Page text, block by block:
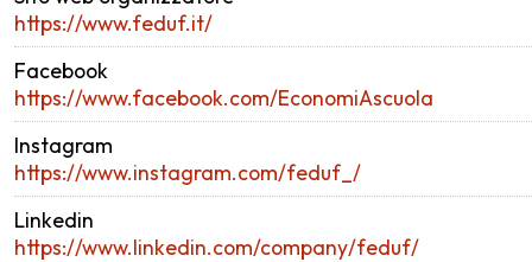
https://www.feduf.it/
Facebook
https://www.facebook.com/EconomiAscuola
Instagram
https://www.instagram.com/feduf_/
Linkedin
https://www.linkedin.com/company/feduf/